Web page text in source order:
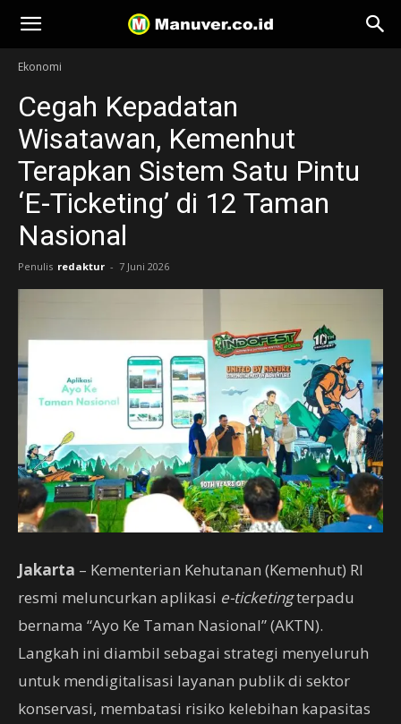
Manuver
Ekonomi
Cegah Kepadatan
Wisatawan, Kemenhut
Terapkan Sistem Satu Pintu
‘E-Ticketing’ di 12 Taman
Nasional
Penulis redaktur - 7 Juni 2026
Jakarta – Kementerian Kehutanan (Kemenhut) RI
resmi meluncurkan aplikasi e-ticketingterpadu
bernama “Ayo Ke Taman Nasional” (AKTN).
Langkah ini diambil sebagai strategi menyeluruh
untuk mendigitalisasi layanan publik di sektor
konservasi, membatasi risiko kelebihan kapasitas